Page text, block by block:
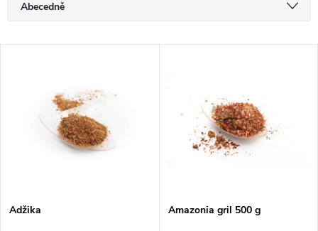
Ř
a
p
Abecedně
Nejprodávanější
s
Adžika Amazonia gril 500 g